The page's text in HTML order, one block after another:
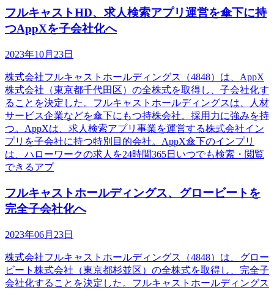
フルキャストHD、求人検索アプリ運営を傘下に持
つAppXを子会社化へ
2023年10月23日
株式会社フルキャストホールディングス（4848）は、AppX
株式会社（東京都千代田区）の全株式を取得し、子会社化す
ることを決定した。フルキャストホールディングスは、人材
サービス企業などを傘下にもつ持株会社。採用力に強みを持
つ。AppXは、求人検索アプリ事業を運営する株式会社イン
プリを子会社に持つ特別目的会社。AppX傘下のインプリ
は、ハローワークの求人を24時間365日いつでも検索・閲覧
できるアプ
フルキャストホールディングス、グロービートを
完全子会社化へ
2023年06月23日
株式会社フルキャストホールディングス（4848）は、グロー
ビート株式会社（東京都杉並区）の全株式を取得し、完全子
会社化することを決定した。フルキャストホールディングス